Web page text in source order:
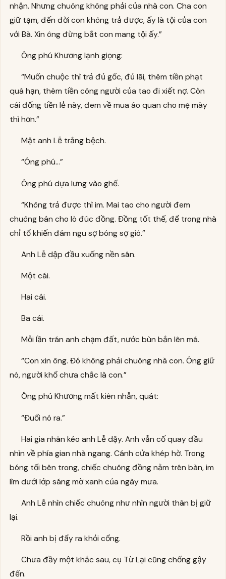
nhận. Nhưng chuông không phải của nhà con. Cha con
giữ tạm, đến đời con không trả được, ấy là tội của con
với Bà. Xin ông đừng bắt con mang tội ấy.”
Ông phú Khương lạnh giọng:
“Muốn chuộc thì trả đủ gốc, đủ lãi, thêm tiền phạt
quá hạn, thêm tiền công người của tao đi xiết nợ. Còn
cái đống tiền lẻ này, đem về mua áo quan cho mẹ mày
thì hơn.”
Mặt anh Lễ trắng bệch.
“Ông phú…”
Ông phú dựa lưng vào ghế.
“Không trả được thì im. Mai tao cho người đem
chuông bán cho lò đúc đồng. Đồng tốt thế, để trong nhà
chỉ tổ khiến đám ngu sợ bóng sợ gió.”
Anh Lễ dập đầu xuống nền sân.
Một cái.
Hai cái.
Ba cái.
Mỗi lần trán anh chạm đất, nước bùn bắn lên má.
“Con xin ông. Đó không phải chuông nhà con. Ông giữ
nó, người khổ chưa chắc là con.”
Ông phú Khương mất kiên nhẫn, quát:
“Đuổi nó ra.”
Hai gia nhân kéo anh Lễ dậy. Anh vẫn cố quay đầu
nhìn về phía gian nhà ngang. Cánh cửa khép hờ. Trong
bóng tối bên trong, chiếc chuông đồng nằm trên bàn, im
lìm dưới lớp sáng mờ xanh của ngày mưa.
Anh Lễ nhìn chiếc chuông như nhìn người thân bị giữ
lại.
Rồi anh bị đẩy ra khỏi cổng.
Chưa đầy một khắc sau, cụ Từ Lại cũng chống gậy
đến.